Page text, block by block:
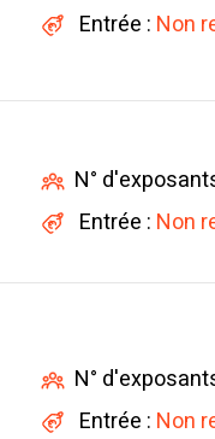
Entrée : Non
N°
Entrée : Non
N°
Entrée : Non